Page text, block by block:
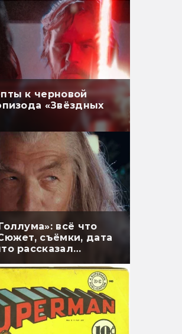
к черновой
«Звёздных
всё что
съёмки, дата
рассказал